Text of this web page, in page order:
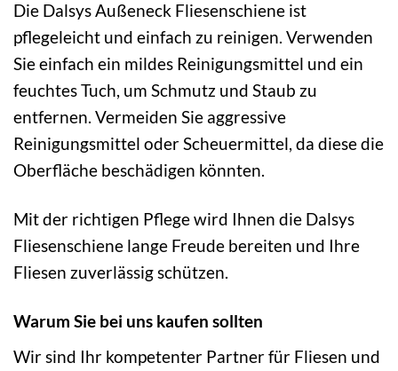
Die Dalsys Außeneck Fliesenschiene ist
pflegeleicht und einfach zu reinigen. Verwenden
Sie einfach ein mildes Reinigungsmittel und ein
feuchtes Tuch, um Schmutz und Staub zu
entfernen. Vermeiden Sie aggressive
Reinigungsmittel oder Scheuermittel, da diese die
Oberfläche beschädigen könnten.
Mit der richtigen Pflege wird Ihnen die Dalsys
Fliesenschiene lange Freude bereiten und Ihre
Fliesen zuverlässig schützen.
Warum Sie bei uns kaufen sollten
Wir sind Ihr kompetenter Partner für Fliesen und